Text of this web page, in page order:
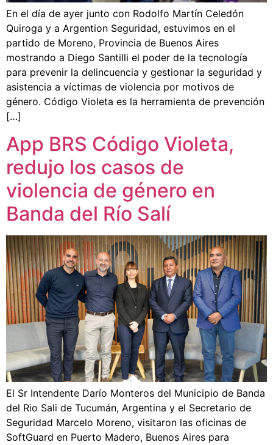
En el día de ayer junto con Rodolfo Martín Celedón
Quiroga y a Argention Seguridad, estuvimos en el
partido de Moreno, Provincia de Buenos Aires
mostrando a Diego Santilli el poder de la tecnología
para prevenir la delincuencia y gestionar la seguridad y
asistencia a víctimas de violencia por motivos de
género. Código Violeta es la herramienta de prevención
[…]
App BRS Código Violeta,
redujo los casos de
violencia de género en
Banda del Río Salí
El Sr Intendente Darío Monteros del Municipio de Banda
del Rio Sali de Tucumán, Argentina y el Secretario de
Seguridad Marcelo Moreno, visitaron las oficinas de
SoftGuard en Puerto Madero, Buenos Aires para